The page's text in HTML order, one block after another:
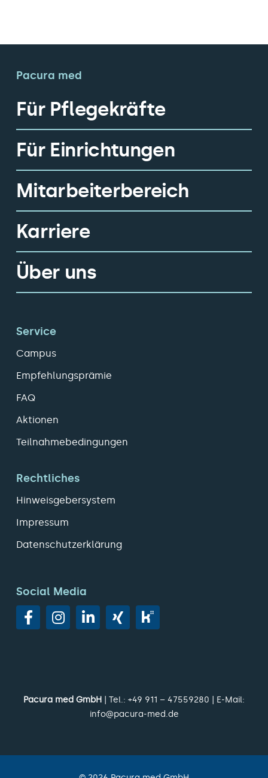
Pacura med
Für Pflegekräfte
Für Einrichtungen
Mitarbeiterbereich
Karriere
Über uns
Service
Campus
Empfehlungsprämie
FAQ
Aktionen
Teilnahmebedingungen
Rechtliches
Hinweisgebersystem
Impressum
Datenschutzerklärung
Social Media
Pacura med GmbH | Tel.: +49 911 – 47559280 | E-Mail:
info@pacura-med.de